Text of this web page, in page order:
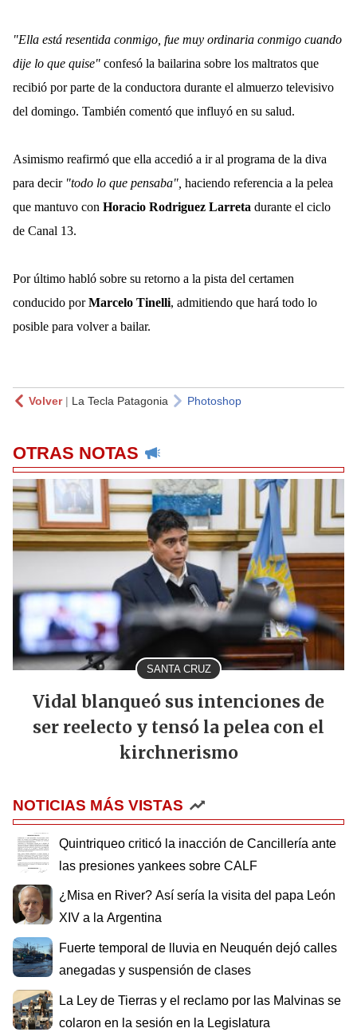
"Ella está resentida conmigo, fue muy ordinaria conmigo cuando
dije lo que quise" confesó la bailarina sobre los maltratos que
recibió por parte de la conductora durante el almuerzo televisivo
del domingo. También comentó que influyó en su salud.
Asimismo reafirmó que ella accedió a ir al programa de la diva
para decir "todo lo que pensaba", haciendo referencia a la pelea
que mantuvo con Horacio Rodriguez Larreta durante el ciclo
de Canal 13.
Por último habló sobre su retorno a la pista del certamen
conducido porMarcelo Tinelli, admitiendo que hará todo lo
posible para volver a bailar.
Volver| La Tecla Patagonia Photoshop
OTRAS NOTAS
SANTA CRUZ
Vidal blanqueó sus intenciones de
ser reelecto y tensó la pelea con el
kirchnerismo
NOTICIAS MÁS VISTAS
Quintriqueo criticó la inacción de Cancillería ante
las presiones yankees sobre CALF
¿Misa en River? Así sería la visita del papa León
XIV a la Argentina
Fuerte temporal de lluvia en Neuquén dejó calles
anegadas y suspensión de clases
La Ley de Tierras y el reclamo por las Malvinas se
colaron en la sesión en la Legislatura